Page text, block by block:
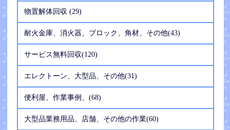
物置解体回収 (29)
耐火金庫、消火器、ブロック、角材、その他(43)
サービス無料回収(120)
エレクトーン、大型品、その他(31)
便利屋、作業事例、(68)
大型品業務用品、店舗、その他の作業(60)